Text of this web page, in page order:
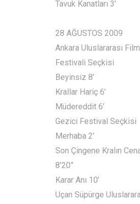
Tavuk Kanatları 3’
28 AĞUSTOS 2009
Ankara Uluslararası Film
Festivali Seçkisi
Beyinsiz 8’
Krallar Hariç 6’
Müdereddit 6’
Gezici Festival Seçkisi
Merhaba 2’
Son Çingene Kralın
8’20”
Karar Anı 10’
Uçan Süpürge